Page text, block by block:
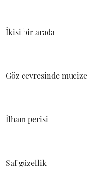
İkisi bir arada
Göz çevresinde mucize
İlham perisi
Saf güzellik